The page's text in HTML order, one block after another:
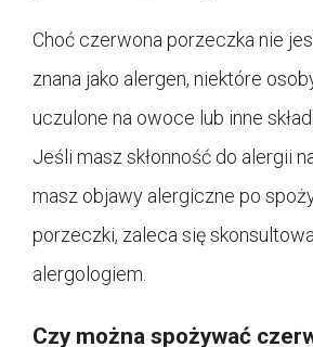
Choć czerwona porzeczka nie
znana jako alergen, niektóre
uczulone na owoce lub inne
Jeśli masz skłonność do alergii
masz objawy alergiczne po
porzeczki, zaleca się
alergologiem.
Czy można spożywać